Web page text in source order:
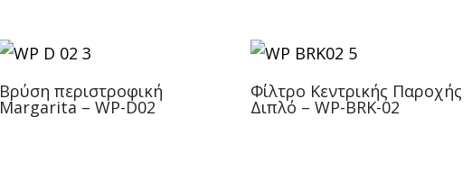
Βρύση περιστροφική
Margarita – WP-D02
Φίλτρο Κεντρικής Παροχής
Διπλό – WP-BRK-02